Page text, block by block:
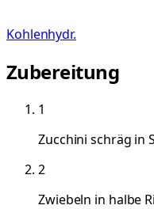
Kohlenhydr.
Zubereitung
1
Zucchini schräg in
2
Zwiebeln in halbe